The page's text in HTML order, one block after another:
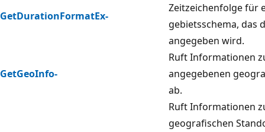
GetDurationFormatEx-
Zeitzeichenfolge für
gebietsschema, das
angegeben wird.
GetGeoInfo-
Ruft Informationen
angegebenen
ab.
Ruft Informationen
geografischen